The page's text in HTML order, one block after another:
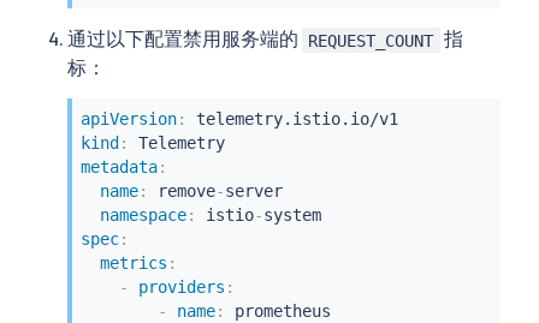
通过以下配置禁用服务端的 REQUEST_COUNT 指
标：
apiVersion:
kind :
Telemetry
metadata:
name: remove-server
namespace: istio-
system
spec:
metrics :
-
providers :
-
name:
prometheus